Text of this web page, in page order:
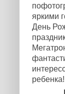
яркими
День
ребенка!